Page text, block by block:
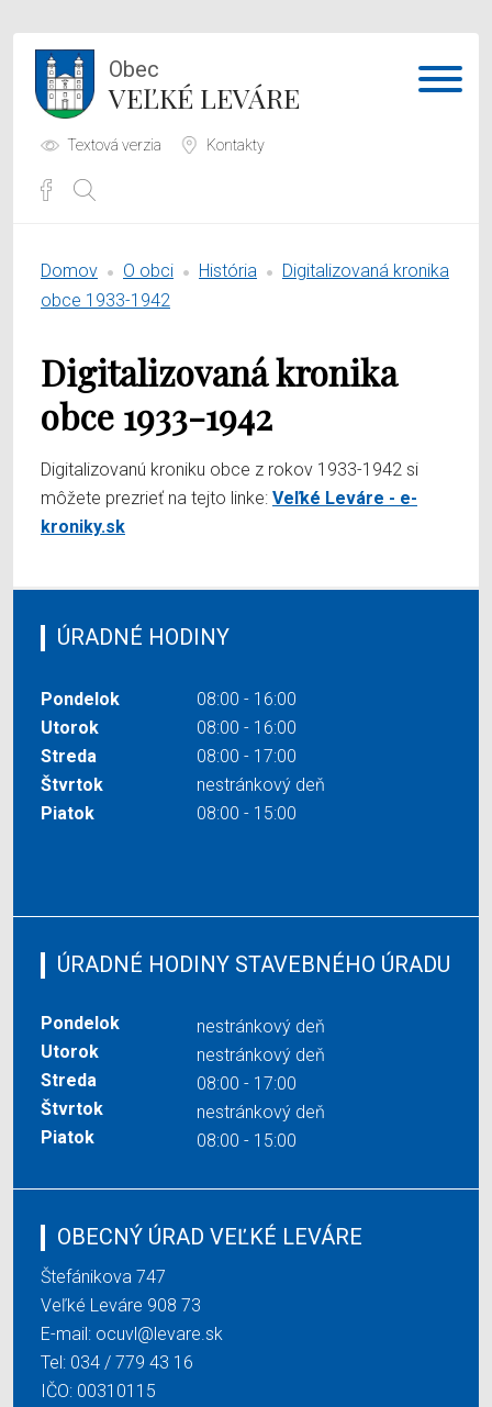
Obec
VEĽKÉ LEVÁRE
Textová verzia Kontakty
Samospráva
O obci
Domov O obci História
Digitalizovaná kronika
obce 1933-1942
Digitalizovaná kronika
obce 1933-1942
Digitalizovanú kroniku obce z rokov 1933-1942 si
môžete prezrieť na tejto linke: Veľké Leváre - e-
kroniky.sk
ÚRADNÉ HODINY
Pondelok
08:00 - 16:00
Utorok
08:00 - 16:00
Streda
08:00 - 17:00
Štvrtok
nestránkový deň
Piatok
08:00 - 15:00
ÚRADNÉ HODINY STAVEBNÉHO ÚRADU
Pondelok
nestránkový deň
Utorok
nestránkový deň
Streda
08:00 - 17:00
Štvrtok
nestránkový deň
Piatok
08:00 - 15:00
OBECNÝ ÚRAD VEĽKÉ LEVÁRE
Štefánikova 747
Veľké Leváre 908 73
E-mail: ocuvl@levare.sk
Tel: 034 / 779 43 16
IČO: 00310115